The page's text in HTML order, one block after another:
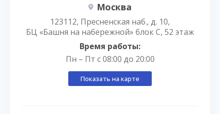
Москва
123112, Пресненская наб., д. 10,
БЦ «Башня на набережной» блок С, 52 этаж
Время работы:
Пн – Пт с 08:00 до 20:00
Показать на карте